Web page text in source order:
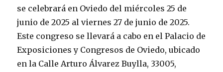
se celebrará en Oviedo del miércoles 25 de
junio de 2025 al viernes 27 de junio de 2025.
Este congreso se llevará a cabo en el Palacio de
Exposiciones y Congresos de Oviedo, ubicado
en la Calle Arturo Álvarez Buylla, 33005,